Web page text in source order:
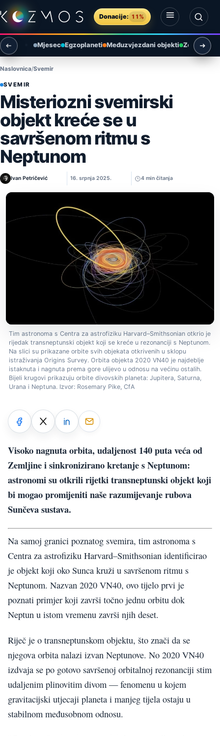
Preskoči na sadržaj
Donacije: 11%
Otvori izbornik
Otvori pretragu
Mjesec Egzoplaneti Međuzvjezdani objekti Zemlja i
Naslovnica Svemir
SVEMIR
Misteriozni svemirski
objekt kreće se u
savršenom ritmu s
Neptunom
Ivan Petričević 16. srpnja 2025. 4 min čitanja
Tim astronoma s Centra za astrofiziku Harvard–Smithsonian otkrio je
rijedak transneptunski objekt koji se kreće u rezonanciji s Neptunom.
Na slici su prikazane orbite svih objekata otkrivenih u sklopu
istraživanja Origins Survey. Orbita objekta 2020 VN40 je najdeblje
istaknuta i nagnuta prema gore ulijevo u odnosu na većinu ostalih.
Bijeli krugovi prikazuju orbite divovskih planeta: Jupitera, Saturna,
Urana i Neptuna. Izvor: Rosemary Pike, CfA
Visoko nagnuta orbita, udaljenost 140 puta veća od
Zemljine i sinkronizirano kretanje s Neptunom:
astronomi su otkrili rijetki transneptunski objekt koji
bi mogao promijeniti naše razumijevanje rubova
Sunčeva sustava.
Na samoj granici poznatog svemira, tim astronoma s
Centra za astrofiziku Harvard–Smithsonian identificirao
je objekt koji oko Sunca kruži u savršenom ritmu s
Neptunom. Nazvan 2020 VN40, ovo tijelo prvi je
poznati primjer koji završi točno jednu orbitu dok
Neptun u istom vremenu završi njih deset.
Riječ je o transneptunskom objektu, što znači da se
njegova orbita nalazi izvan Neptunove. No 2020 VN40
izdvaja se po gotovo savršenoj orbitalnoj rezonanciji stim
udaljenim plinovitim divom — fenomenu u kojem
gravitacijski utjecaji planeta i manjeg tijela ostaju u
stabilnom međusobnom odnosu.